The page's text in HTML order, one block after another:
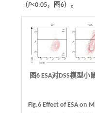
（P<0.05， 图6）。
图6 ESA对DSS模型
Fig.6 Effect of ESA on